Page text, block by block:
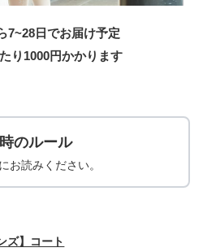
7~28日でお届け予定
り 1000円かかります
のルール
お読みください。
ズ】コート